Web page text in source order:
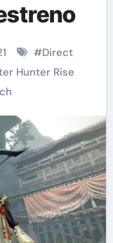
#Direct
Hunter Rise